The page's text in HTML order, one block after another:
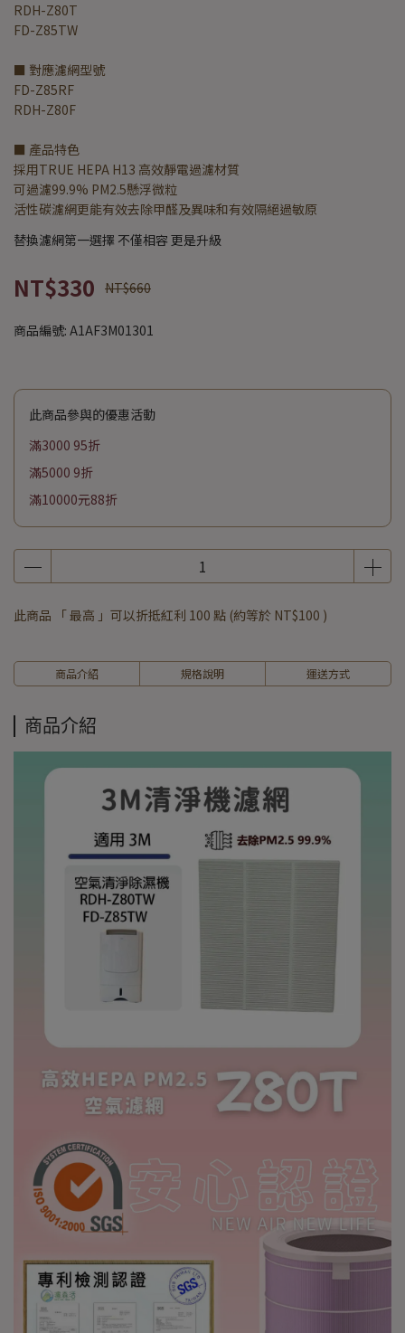
RDH-Z80T
FD-Z85TW
■ 對應濾網型號
FD-Z85RF
RDH-Z80F
■ 產品特色
採用TRUE HEPA H13 高效靜電過濾材質
可過濾99.9% PM2.5懸浮微粒
活性碳濾網更能有效去除甲醛及異味和有效隔絕過敏原
替換濾網第一選擇 不僅相容 更是升級
NT$330 NT$660
商品編號: A1AF3M01301
此商品參與的優惠活動
滿3000 95折
滿5000 9折
滿10000元88折
此商品 「 最高 」可以折抵紅利 100 點 (約等於 NT$100 )
商品介紹 規格說明 運送方式
商品介紹